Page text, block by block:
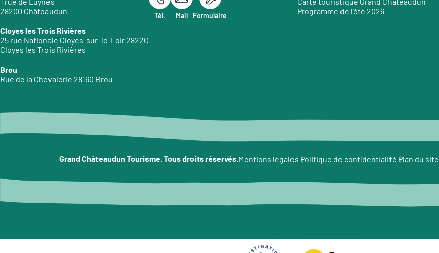
28200 Châteaudun
Cloyes les Trois Rivières
25 rue Nationale Cloyes-sur-le-Loir 28220
Cloyes les Trois Rivières
Brou
Rue de la Chevalerie 28160 Brou
Tél. Mail Formulaire
Programme de l’été 2026
Grand Châteaudun Tourisme. Tous droits réservés.Mentions légales Politique de confidentialité Plan du site